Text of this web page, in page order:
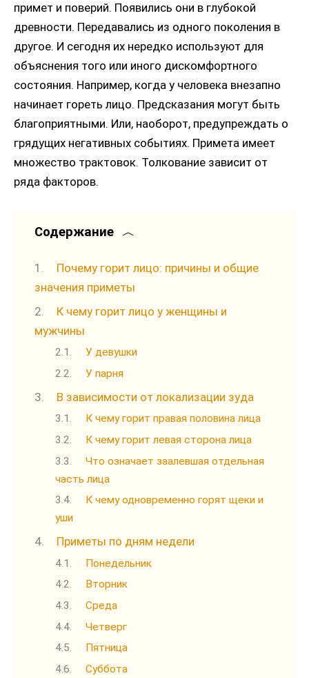
примет и поверий. Появились они в глубокой
древности. Передавались из одного поколения в
другое. И сегодня их нередко используют для
объяснения того или иного дискомфортного
состояния. Например, когда у человека внезапно
начинает гореть лицо. Предсказания могут быть
благоприятными. Или, наоборот, предупреждать о
грядущих негативных событиях. Примета имеет
множество трактовок. Толкование зависит от
ряда факторов.
Содержание
Почему горит лицо: причины и общие
значения приметы
К чему горит лицо у женщины и
мужчины
У девушки
У парня
В зависимости от локализации зуда
К чему горит правая половина лица
К чему горит левая сторона лица
Что означает заалевшая отдельная
часть лица
К чему одновременно горят щеки и
уши
Приметы по дням недели
Понедельник
Вторник
Среда
Четверг
Пятница
Суббота